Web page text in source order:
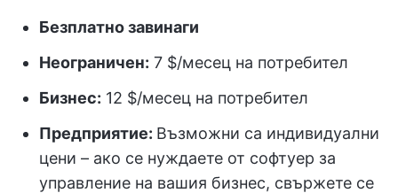
Безплатно завинаги
Неограничен: 7 $/месец на потребител
Бизнес: 12 $/месец на потребител
Предприятие: Възможни са индивидуални
цени – ако се нуждаете от софтуер за
управление на вашия бизнес, свържете се